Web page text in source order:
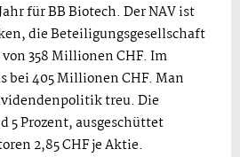
für BB Biotech. Der NAV ist
die Beteiligungsgesellschaft
358 Millionen CHF. Im
bei 405 Millionen CHF. Man
treu. Die
5 Prozent, ausgeschüttet
2,85 CHF je Aktie.